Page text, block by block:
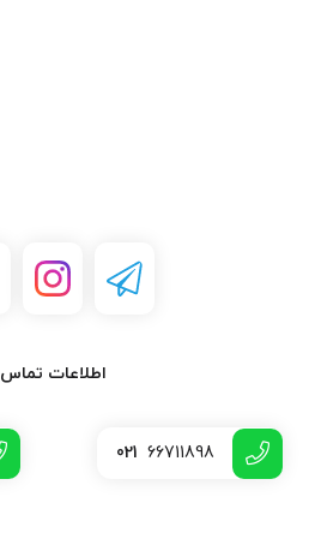
اطلاعات تماس
021 66711898